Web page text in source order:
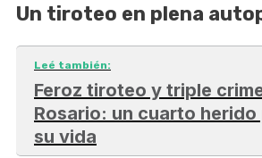
Un tiroteo en plena
Leé también:
Feroz tiroteo y triple
Rosario: un cuarto
su vida